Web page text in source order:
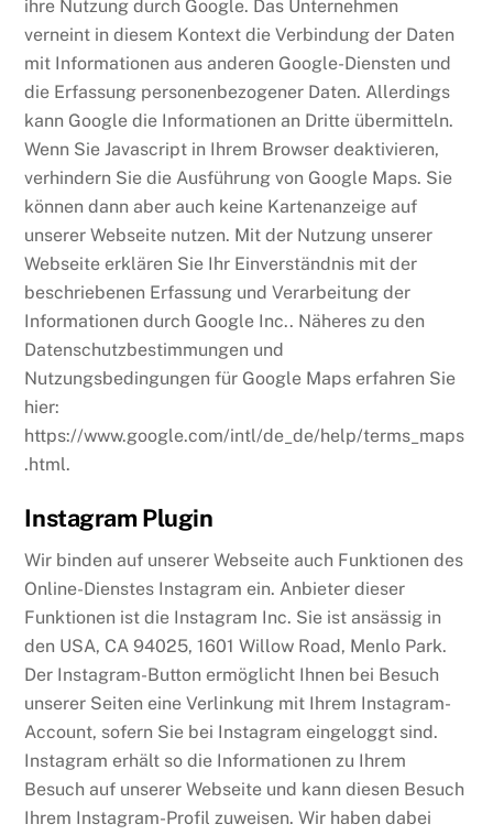
ihre Nutzung durch Google. Das Unternehmen
verneint in diesem Kontext die Verbindung der Daten
mit Informationen aus anderen Google-Diensten und
die Erfassung personenbezogener Daten. Allerdings
kann Google die Informationen an Dritte übermitteln.
Wenn Sie Javascript in Ihrem Browser deaktivieren,
verhindern Sie die Ausführung von Google Maps. Sie
können dann aber auch keine Kartenanzeige auf
unserer Webseite nutzen. Mit der Nutzung unserer
Webseite erklären Sie Ihr Einverständnis mit der
beschriebenen Erfassung und Verarbeitung der
Informationen durch Google Inc.. Näheres zu den
Datenschutzbestimmungen und
Nutzungsbedingungen für Google Maps erfahren Sie
hier:
https://www.google.com/intl/de_de/help/terms_maps
.html.
Instagram Plugin
Wir binden auf unserer Webseite auch Funktionen des
Online-Dienstes Instagram ein. Anbieter dieser
Funktionen ist die Instagram Inc. Sie ist ansässig in
den USA, CA 94025, 1601 Willow Road, Menlo Park.
Der Instagram-Button ermöglicht Ihnen bei Besuch
unserer Seiten eine Verlinkung mit Ihrem Instagram-
Account, sofern Sie bei Instagram eingeloggt sind.
Instagram erhält so die Informationen zu Ihrem
Besuch auf unserer Webseite und kann diesen Besuch
Ihrem Instagram-Profil zuweisen. Wir haben dabei